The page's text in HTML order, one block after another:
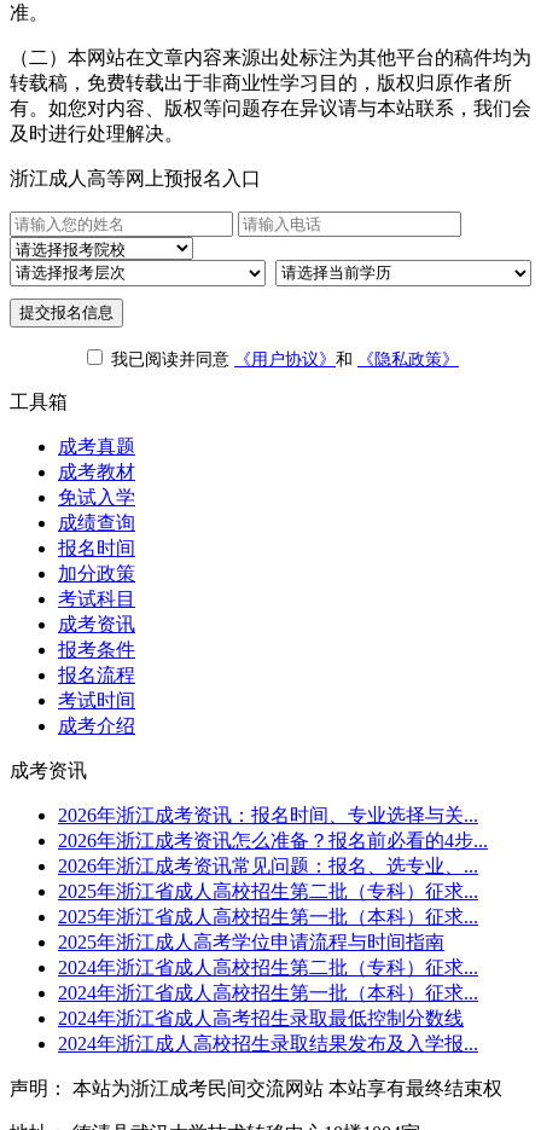
准。
（二）本网站在文章内容来源出处标注为其他平台的稿件均为
转载稿，免费转载出于非商业性学习目的，版权归原作者所
有。如您对内容、版权等问题存在异议请与本站联系，我们会
及时进行处理解决。
浙江成人高等网上预报名入口
提交报名信息
我已阅读并同意 《用户协议》 和 《隐私政策》
工具箱
成考真题
成考教材
免试入学
成绩查询
报名时间
加分政策
考试科目
成考资讯
报考条件
报名流程
考试时间
成考介绍
成考资讯
2026年浙江成考资讯：报名时间、专业选择与关...
2026年浙江成考资讯怎么准备？报名前必看的4步...
2026年浙江成考资讯常见问题：报名、选专业、...
2025年浙江省成人高校招生第二批（专科）征求...
2025年浙江省成人高校招生第一批（本科）征求...
2025年浙江成人高考学位申请流程与时间指南
2024年浙江省成人高校招生第二批（专科）征求...
2024年浙江省成人高校招生第一批（本科）征求...
2024年浙江省成人高考招生录取最低控制分数线
2024年浙江成人高校招生录取结果发布及入学报...
声明： 本站为浙江成考民间交流网站 本站享有最终结束权